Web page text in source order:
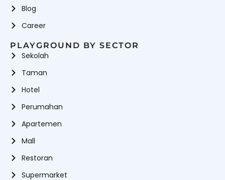
Blog
Career
PLAYGROUND BY SECTOR
Sekolah
Taman
Hotel
Perumahan
Apartemen
Mall
Restoran
Supermarket